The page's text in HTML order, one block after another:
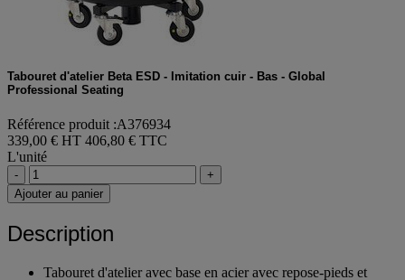
Tabouret d'atelier Beta ESD - Imitation cuir - Bas - Global
Professional Seating
Référence produit :A376934
339,00 € HT 406,80 € TTC
L'unité
-
+
Ajouter au panier
Description
Tabouret d'atelier avec base en acier avec repose-pieds et